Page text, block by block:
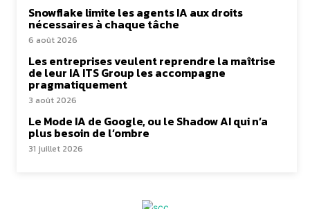
Snowflake limite les agents IA aux droits
nécessaires à chaque tâche
6 août 2026
Les entreprises veulent reprendre la maîtrise
de leur IA ITS Group les accompagne
pragmatiquement
3 août 2026
Le Mode IA de Google, ou le Shadow AI qui n’a
plus besoin de l’ombre
31 juillet 2026